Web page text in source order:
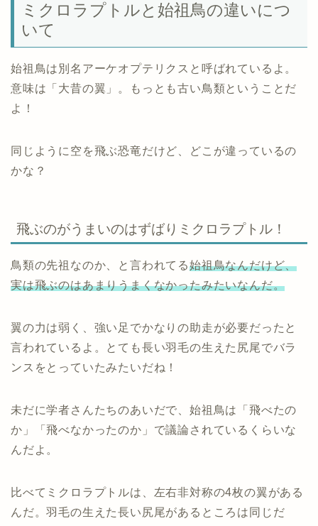
ミクロラプトルと始祖鳥の違いにつ
いて
始祖鳥は別名アーケオプテリクスと呼ばれているよ。
意味は「大昔の翼」。もっとも古い鳥類ということだ
よ！
同じように空を飛ぶ恐竜だけど、どこが違っているの
かな？
飛ぶのがうまいのはずばりミクロラプトル！
鳥類の先祖なのか、と言われてる始祖鳥なんだけど、
実は飛ぶのはあまりうまくなかったみたいなんだ。
翼の力は弱く、強い足でかなりの助走が必要だったと
言われているよ。とても長い羽毛の生えた尻尾でバラ
ンスをとっていたみたいだね！
未だに学者さんたちのあいだで、始祖鳥は「飛べたの
か」「飛べなかったのか」で議論されているくらいな
んだよ。
比べてミクロラプトルは、左右非対称の4枚の翼がある
んだ。羽毛の生えた長い尻尾があるところは同じだ